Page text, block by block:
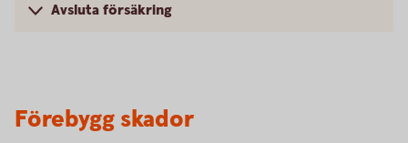
Avsluta försäkring
Förebygg skador